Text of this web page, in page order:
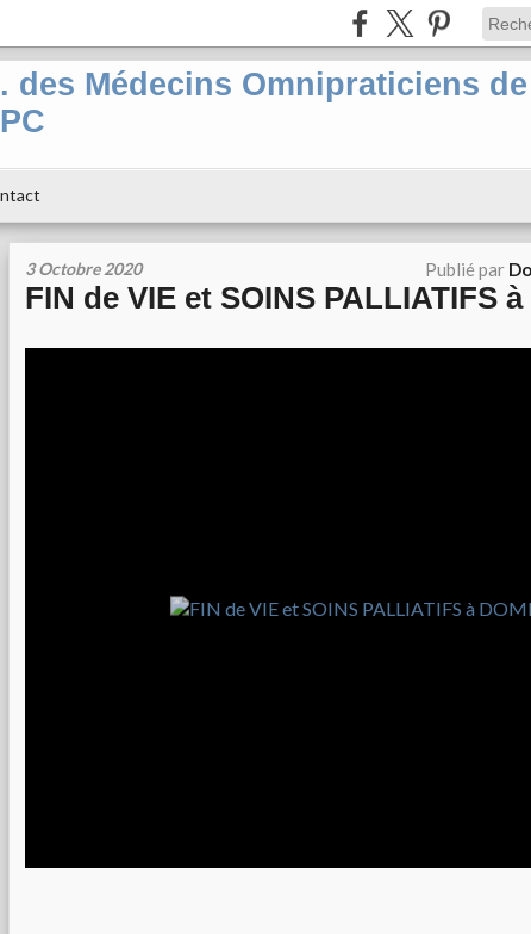
des Médecins Omnipraticiens de
3 Octobre 2020 Publié par
FIN de VIE et SOINS PALLIATIFS